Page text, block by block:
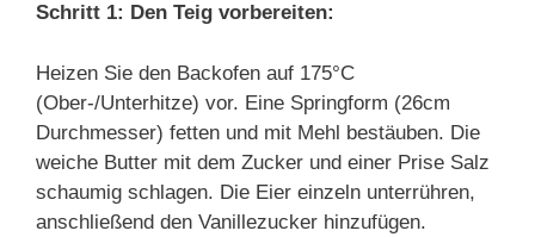
Schritt 1: Den Teig vorbereiten:
Heizen Sie den Backofen auf 175°C
(Ober-/Unterhitze) vor. Eine Springform (26cm
Durchmesser) fetten und mit Mehl bestäuben. Die
weiche Butter mit dem Zucker und einer Prise Salz
schaumig schlagen. Die Eier einzeln unterrühren,
anschließend den Vanillezucker hinzufügen.